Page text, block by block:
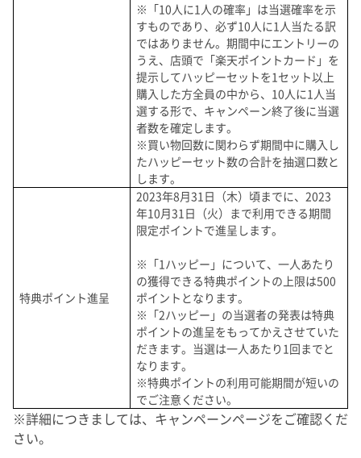
※「10人に1人の確率」は当選確率を示
すものであり、必ず10人に1人当たる訳
ではありません。期間中にエントリーの
うえ、店頭で「楽天ポイントカード」を
提示してハッピーセットを1セット以上
購入した方全員の中から、10人に1人当
選する形で、キャンペーン終了後に当選
者数を確定します。
※買い物回数に関わらず期間中に購入し
たハッピーセット数の合計を抽選口数と
します。
特典ポイント進呈
2023年8月31日（木）頃までに、2023
年10月31日（火）まで利用できる期間
限定ポイントで進呈します。
※「1ハッピー」について、一人あたり
の獲得できる特典ポイントの上限は500
ポイントとなります。
※「2ハッピー」の当選者の発表は特典
ポイントの進呈をもってかえさせていた
だきます。当選は一人あたり1回までと
なります。
※特典ポイントの利用可能期間が短いの
でご注意ください。
※詳細につきましては、キャンペーンページをご確認くだ
さい。